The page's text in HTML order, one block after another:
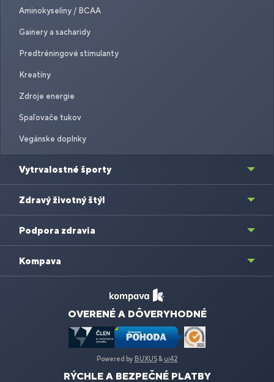
Aminokyseliny / BCAA
Gainery a sacharidy
Predtréningové stimulanty
Kreatíny
Zdroje energie
Spaľovače tukov
Vegánske doplnky
Vytrvalostné športy
Zdravý životný štýl
Podpora zdravia
Kompava
OVERENÉ A DÔVERYHODNÉ
Powered by BUXUS& ui42
RÝCHLE A BEZPEČNÉ PLATBY